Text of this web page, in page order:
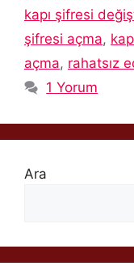
kapı şifresi
şifresi açma,
açma, rahatsız
1 Yorum
Ara